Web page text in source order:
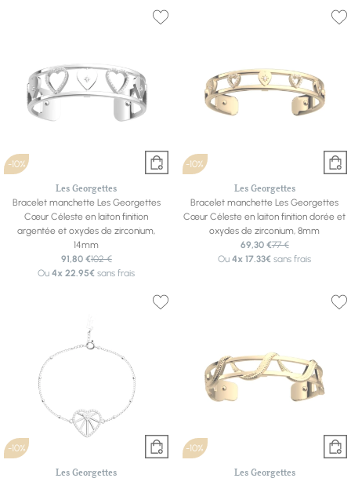
-10%
Les Georgettes
Bracelet manchette Les Georgettes
Cœur Céleste en laiton finition
argentée et oxydes de zirconium,
14mm
91,80 €102 €
Ou4x 22.95€ sans frais
-10%
Les Georgettes
Bracelet manchette Les Georgettes
Cœur Céleste en laiton finition dorée et
oxydes de zirconium, 8mm
69,30 €77 €
Ou4x 17.33€ sans frais
-10%
Les Georgettes
-10%
Les Georgettes